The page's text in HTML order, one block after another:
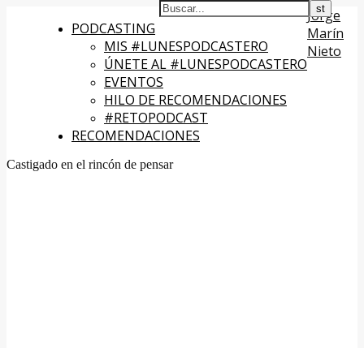
PODCASTING
MIS #LUNESPODCASTERO
ÚNETE AL #LUNESPODCASTERO
EVENTOS
HILO DE RECOMENDACIONES
#RETOPODCAST
RECOMENDACIONES
Jorge
Marín
Nieto
Castigado en el rincón de pensar